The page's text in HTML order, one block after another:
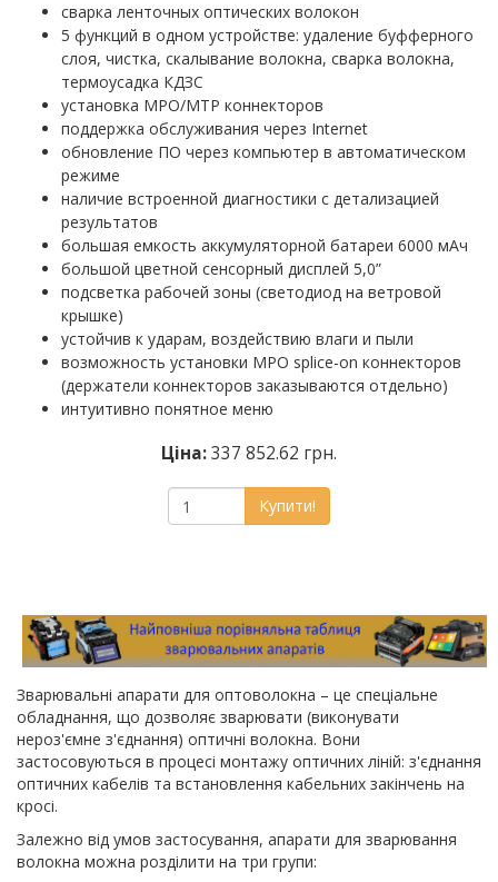
сварка ленточных оптических волокон
5 функций в одном устройстве: удаление буфферного
слоя, чистка, скалывание волокна, сварка волокна,
термоусадка КДЗС
установка MPO/MTP коннекторов
поддержка обслуживания через Internet
обновление ПО через компьютер в автоматическом
режиме
наличие встроенной диагностики с детализацией
результатов
большая емкость аккумуляторной батареи 6000 мАч
большой цветной сенсорный дисплей 5,0”
подсветка рабочей зоны (светодиод на ветровой
крышке)
устойчив к ударам, воздействию влаги и пыли
возможность установки MPO splice-on коннекторов
(держатели коннекторов заказываются отдельно)
интуитивно понятное меню
Ціна:337 852.62 грн.
Купити!
Зварювальні апарати для оптоволокна – це спеціальне
обладнання, що дозволяє зварювати (виконувати
нероз'ємне з'єднання) оптичні волокна. Вони
застосовуються в процесі монтажу оптичних ліній: з'єднання
оптичних кабелів та встановлення кабельних закінчень на
кросі.
Залежно від умов застосування, апарати для зварювання
волокна можна розділити на три групи: